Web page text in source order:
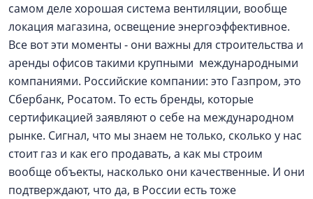
самом деле хорошая система вентиляции, вообще
локация магазина, освещение энергоэффективное.
Все вот эти моменты - они важны для строительства и
аренды офисов такими крупными международными
компаниями. Российские компании: это Газпром, это
Сбербанк, Росатом. То есть бренды, которые
сертификацией заявляют о себе на международном
рынке. Сигнал, что мы знаем не только, сколько у нас
стоит газ и как его продавать, а как мы строим
вообще объекты, насколько они качественные. И они
подтверждают, что да, в России есть тоже